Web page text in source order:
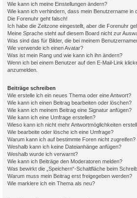
Wie kann ich meine Einstellungen ändern?
Wie kann ich verhindern, dass mein Benutzername in
Die Forenuhr geht falsch!
Ich habe die Zeitzone eingestellt, aber die Forenuhr
Meine Sprache steht auf diesem Board nicht zur
Was sind das für Bilder, die bei meinem
Wie verwende ich einen Avatar?
Was ist mein Rang und wie kann ich ihn ändern?
Wenn ich bei einem Benutzer auf den E-Mail-Link
anzumelden.
Beiträge schreiben
Wie erstelle ich ein neues Thema oder eine Antwort?
Wie kann ich einen Beitrag bearbeiten oder löschen?
Wie kann ich meinem Beitrag eine Signatur anfügen?
Wie kann ich eine Umfrage erstellen?
Wieso kann ich nicht mehr Antwortmöglichkeiten
Wie bearbeite oder lösche ich eine Umfrage?
Warum kann ich auf bestimmte Foren nicht zugreifen?
Weshalb kann ich keine Dateianhänge anfügen?
Weshalb wurde ich verwarnt?
Wie kann ich Beiträge den Moderatoren melden?
Was bewirkt die „Speichern“-Schaltfläche beim
Warum muss mein Beitrag erst freigegeben werden?
Wie markiere ich ein Thema als neu?